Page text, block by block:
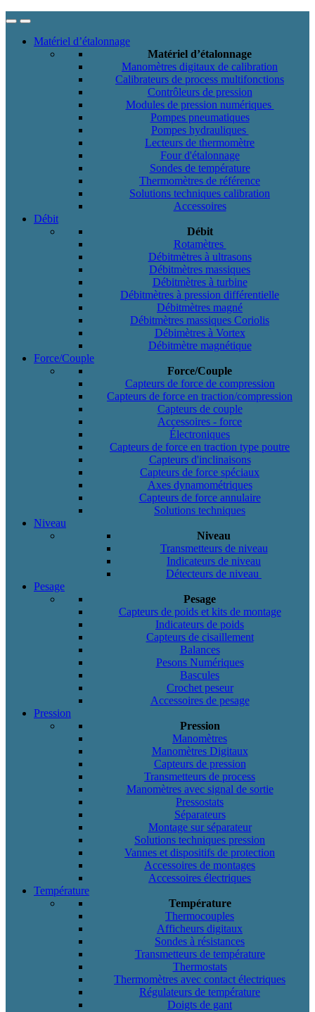
Matériel d’étalonnage
Matériel d’étalonnage
Manomètres digitaux de calibration
Calibrateurs de process multifonctions
Contrôleurs de pression
Modules de pression numériques
Pompes pneumatiques
Pompes hydrauliques
Lecteurs de thermomètre
Four d'étalonnage
Sondes de température
Thermomètres de référence
Solutions techniques calibration
Accessoires
Débit
Débit
Rotamètres
Débitmètres à ultrasons
Débitmètres massiques
Débitmètres à turbine
Débitmètres à pression différentielle
Débitmètres magné
Débitmètres massiques Coriolis
Débimètres à Vortex
Débitmètre magnétique
Force/Couple
Force/Couple
Capteurs de force de compression
Capteurs de force en traction/compression
Capteurs de couple
Accessoires - force
Électroniques
Capteurs de force en traction type poutre
Capteurs d'inclinaisons
Capteurs de force spéciaux
Axes dynamométriques
Capteurs de force annulaire
Solutions techniques
Niveau
Niveau
Transmetteurs de niveau
Indicateurs de niveau
Détecteurs de niveau
Pesage
Pesage
Capteurs de poids et kits de montage
Indicateurs de poids
Capteurs de cisaillement
Balances
Pesons Numériques
Bascules
Crochet peseur
Accessoires de pesage
Pression
Pression
Manomètres
Manomètres Digitaux
Capteurs de pression
Transmetteurs de process
Manomètres avec signal de sortie
Pressostats
Séparateurs
Montage sur séparateur
Solutions techniques pression
Vannes et dispositifs de protection
Accessoires de montages
Accessoires électriques
Température
Température
Thermocouples
Afficheurs digitaux
Sondes à résistances
Transmetteurs de température
Thermostats
Thermomètres avec contact électriques
Régulateurs de température
Doigts de gant